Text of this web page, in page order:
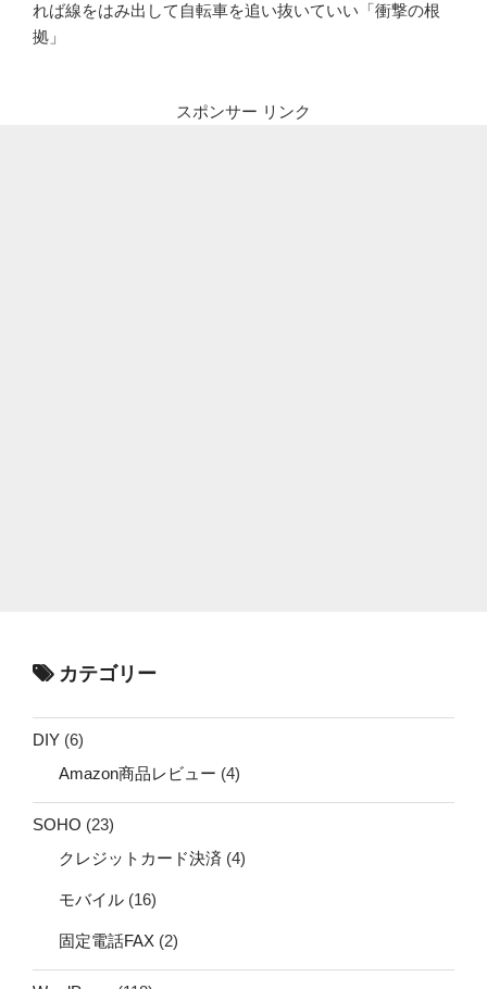
れば線をはみ出して自転車を追い抜いていい「衝撃の根
拠」
スポンサー リンク
カテゴリー
DIY (6)
Amazon商品レビュー (4)
SOHO (23)
クレジットカード決済 (4)
モバイル (16)
固定電話FAX (2)